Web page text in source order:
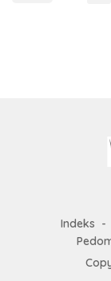
Indeks